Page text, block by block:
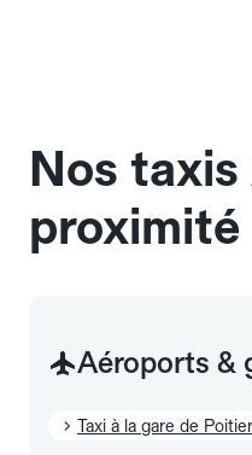
Nos
proximité
Aéroports &
Taxi à la gare de